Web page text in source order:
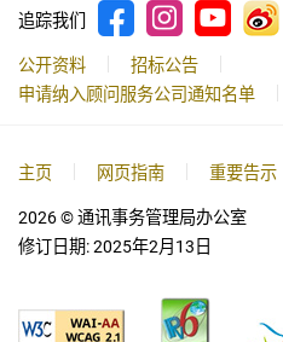
公开资料
招标公告
申请纳入顾问服务公司通知名单
追踪我们
主页 网页指南 重要告示
2026© 通讯事务管理局办公室
修订日期:2025年2月13日